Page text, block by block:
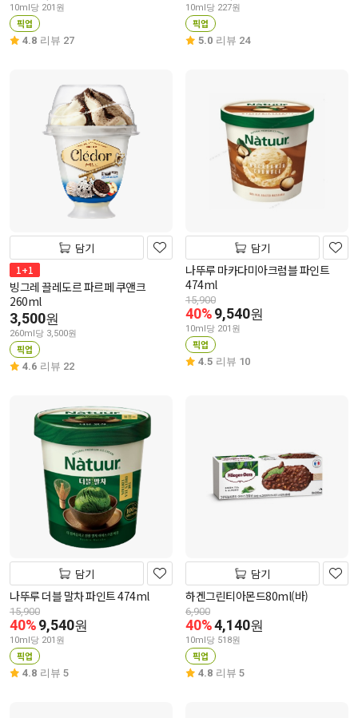
10ml당 201원
픽업
4.8 리뷰 27
10ml당 227원
픽업
5.0 리뷰 24
담기
1+1
빙그레 끌레도르 파르페 쿠앤크
260ml
3,500원
260ml당 3,500원
픽업
4.6 리뷰 22
담기
나뚜루 마카다미아크럼블 파인트
474ml
15,900
40%9,540원
10ml당 201원
픽업
4.5 리뷰 10
담기
나뚜루 더블 말차 파인트 474ml
15,900
40%9,540원
10ml당 201원
픽업
4.8 리뷰 5
담기
하겐그린티아몬드80ml(바)
6,900
40%4,140원
10ml당 518원
픽업
4.8 리뷰 5